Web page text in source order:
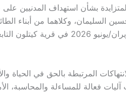
بشأن استهداف المدنيين على
السليمان، وكلاهما من أبناء
هجوم مسلح نفذه مجهولون مساء 1 حزيران/يونيو
المرتبطة بالحق في الحياة
فعالة للمساءلة والمحاسبة،